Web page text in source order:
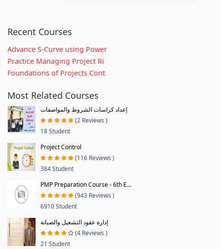
Recent Courses
Advance S-Curve using Power
Practice Managing Project Ri
Foundations of Projects Cont
Most Related Courses
إعداد كراسات الشروط والمواصفات
(2 Reviews )
18 Student
Project Control
(116 Reviews )
384 Student
PMP Preparation Course - 6th E...
(943 Reviews )
6910 Student
إدارة عقود التشغيل والصيانة
(4 Reviews )
21 Student